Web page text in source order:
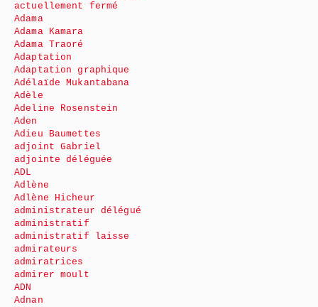
actuellement fermé
Adama
Adama Kamara
Adama Traoré
Adaptation
Adaptation graphique
Adélaïde Mukantabana
Adèle
Adeline Rosenstein
Aden
Adieu Baumettes
adjoint Gabriel
adjointe déléguée
ADL
Adlène
Adlène Hicheur
administrateur délégué
administratif
administratif laisse
admirateurs
admiratrices
admirer moult
ADN
Adnan